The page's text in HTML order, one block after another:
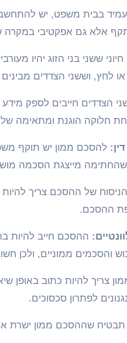
בבית משפט, יש
אלא גם אפקטיבי במקרה של
חיוני ששני בני הזוג יהיו
או לחץ, וששני הצדדים
הצדדים חייבים לספק
חלוקה הוגנת ומתאימה
להסכם ממון יש תוקף
מייצגת הסכמה
הניסוח של ההסכם צריך להיות
ההסכם.
ההסכם חייב להיות
והסכמים ממוניים, ולכן
צריך להיות כתוב באופן
לפתרון סכסוכים.
שההסכם ממון ישרת